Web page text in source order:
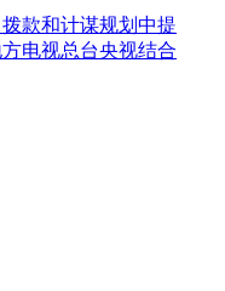
款和计谋规划中提
电视总台央视结合